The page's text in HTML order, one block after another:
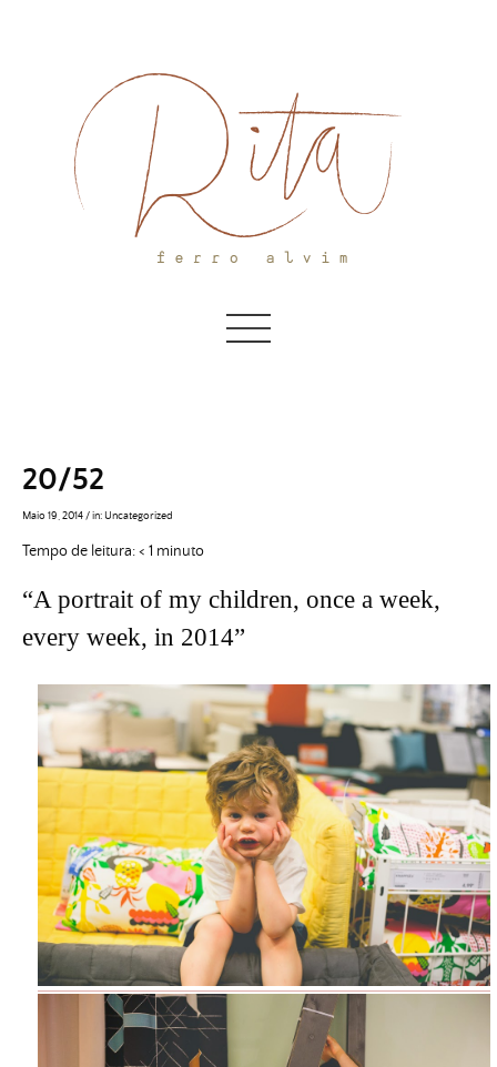
20/52
Maio 19, 2014/in: Uncategorized
Tempo de leitura:< 1 minuto
“A portrait of my children, once a week,
every week, in 2014”